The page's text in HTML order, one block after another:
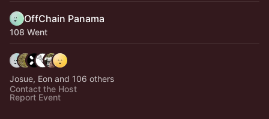
OffChain Panama
108 Went
Josue, Eon and 106 others
Contact the Host
Report Event